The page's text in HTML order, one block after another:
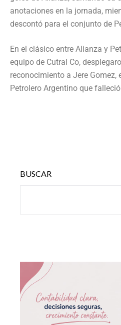
anotaciones en la jornada,
descontó para el conjunto de
En el clásico entre Alianza y
equipo de Cutral Co,
reconocimiento a Jere Gomez,
Petrolero Argentino que
BUSCAR